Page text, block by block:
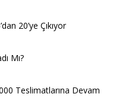
20’ye Çıkıyor
Mı?
Teslimatlarına Devam